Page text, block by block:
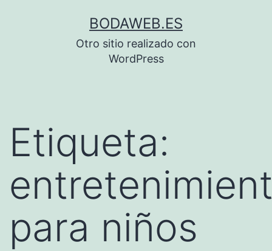
BODAWEB.ES
Otro sitio realizado con
WordPress
Etiqueta:
para niños